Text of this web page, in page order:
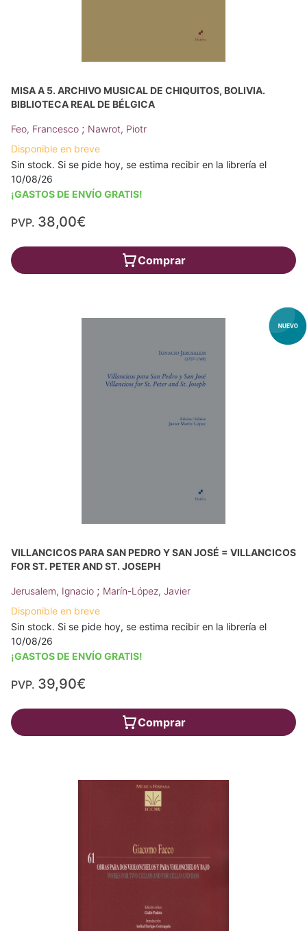
MISA A 5. ARCHIVO MUSICAL DE CHIQUITOS, BOLIVIA.
BIBLIOTECA REAL DE BÉLGICA
Feo, Francesco ; Nawrot, Piotr
Disponible en breve
Sin stock. Si se pide hoy, se estima recibir en la librería el
10/08/26
¡GASTOS DE ENVÍO GRATIS!
PVP. 38,00€
Comprar
VILLANCICOS PARA SAN PEDRO Y SAN JOSÉ = VILLANCICOS
FOR ST. PETER AND ST. JOSEPH
Jerusalem, Ignacio ; Marín-López, Javier
Disponible en breve
Sin stock. Si se pide hoy, se estima recibir en la librería el
10/08/26
¡GASTOS DE ENVÍO GRATIS!
PVP. 39,90€
Comprar